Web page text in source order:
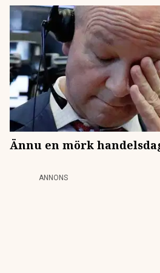
Ännu en mörk
ANNONS